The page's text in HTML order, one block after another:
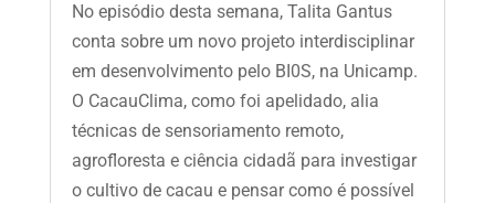
No episódio desta semana, Talita Gantus
conta sobre um novo projeto interdisciplinar
em desenvolvimento pelo BI0S, na Unicamp.
O CacauClima, como foi apelidado, alia
técnicas de sensoriamento remoto,
agrofloresta e ciência cidadã para investigar
o cultivo de cacau e pensar como é possível